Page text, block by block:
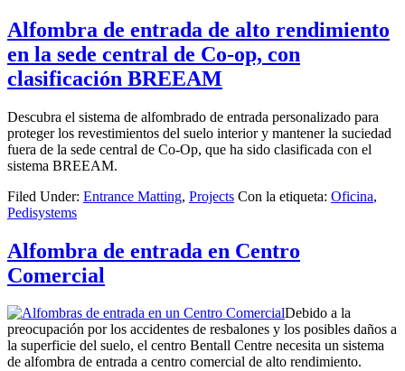
Alfombra de entrada de alto rendimiento
en la sede central de Co-op, con
clasificación BREEAM
Descubra el sistema de alfombrado de entrada personalizado para
proteger los revestimientos del suelo interior y mantener la suciedad
fuera de la sede central de Co-Op, que ha sido clasificada con el
sistema BREEAM.
Filed Under: Entrance Matting, Projects Con la etiqueta: Oficina,
Pedisystems
Alfombra de entrada en Centro
Comercial
Debido a la
preocupación por los accidentes de resbalones y los posibles daños a
la superficie del suelo, el centro Bentall Centre necesita un sistema
de alfombra de entrada a centro comercial de alto rendimiento.